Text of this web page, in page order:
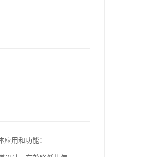
用和功能：